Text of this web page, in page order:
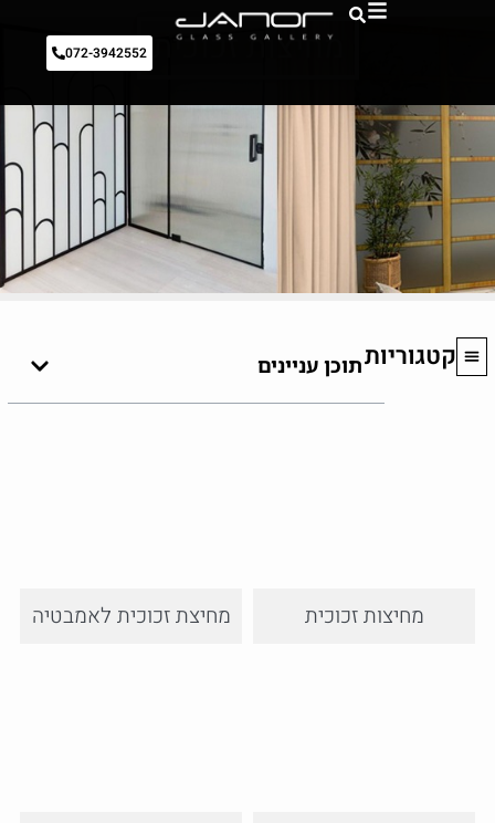
072-3942552 מחיצות זכוכית
תוכן ענייניםקטגוריות
מחיצות זכוכית מחיצת זכוכית לאמבטיה